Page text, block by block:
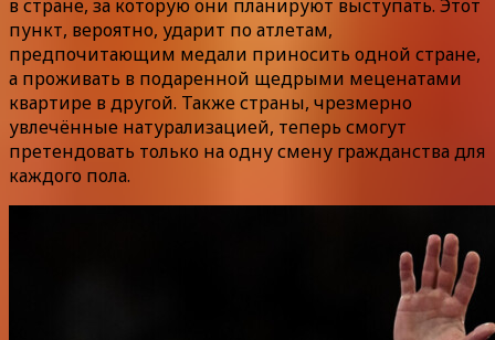
в стране, за которую они планируют выступать. Этот
пункт, вероятно, ударит по атлетам,
предпочитающим медали приносить одной стране,
а проживать в подаренной щедрыми меценатами
квартире в другой. Также страны, чрезмерно
увлечённые натурализацией, теперь смогут
претендовать только на одну смену гражданства для
каждого пола.